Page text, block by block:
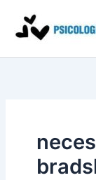
contenido